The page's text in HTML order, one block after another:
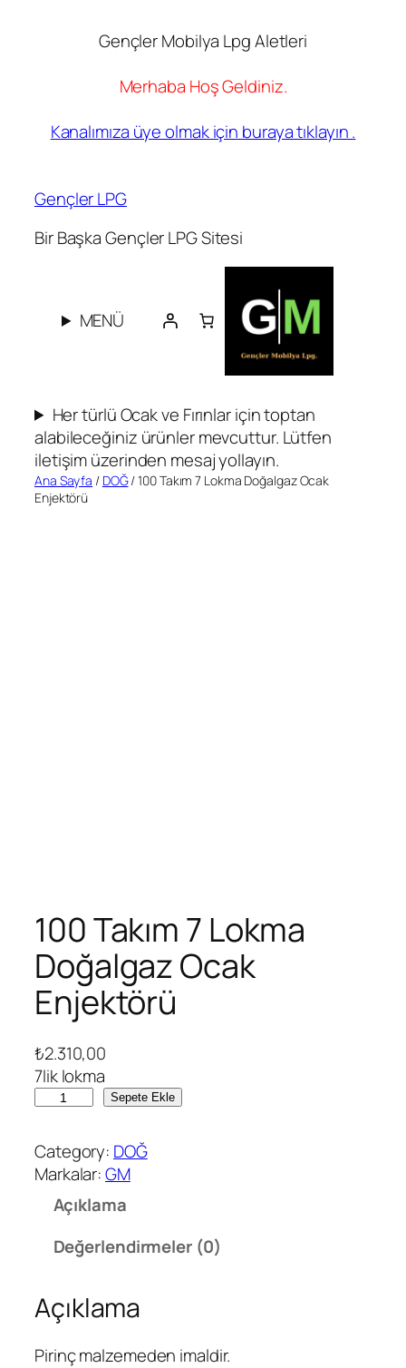
Gençler Mobilya Lpg Aletleri
Merhaba Hoş Geldiniz.
Kanalımıza üye olmak için buraya tıklayın .
Gençler LPG
Bir Başka Gençler LPG Sitesi
MENÜ
Her türlü Ocak ve Fırınlar için toptan
alabileceğiniz ürünler mevcuttur. Lütfen
iletişim üzerinden mesaj yollayın.
Ana Sayfa / DOĞ/ 100 Takım 7 Lokma Doğalgaz Ocak
Enjektörü
100 Takım 7 Lokma
Doğalgaz Ocak
Enjektörü
₺2.310,00
7lik lokma
0
T
L
o
k
Sepete Ekle
Category: DOĞ
Markalar:GM
Açıklama
Değerlendirmeler (0)
Açıklama
Pirinç malzemeden imaldir.